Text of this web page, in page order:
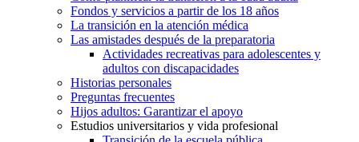
Fondos y servicios a partir de los 18 años
La transición en la atención médica
Las amistades después de la preparatoria
Actividades recreativas para adolescentes y
adultos con discapacidades
Historias personales
Preguntas frecuentes
Hijos adultos: Garantizar el apoyo
Estudios universitarios y vida profesional